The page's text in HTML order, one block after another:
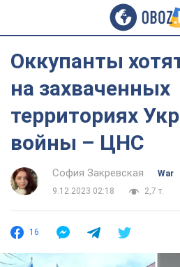
Оккупанты
на захваченных
территориях
войны – ЦНС
София Закревская
War
9.12.2023 02:18
2,7 т.
16